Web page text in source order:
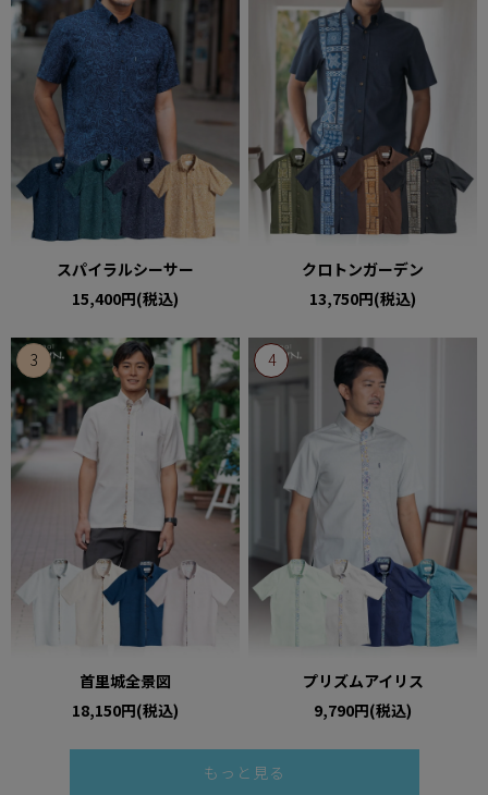
スパイラルシーサー
15,400円(税込)
クロトンガーデン
13,750円(税込)
首里城全景図
18,150円(税込)
プリズムアイリス
9,790円(税込)
もっと見る